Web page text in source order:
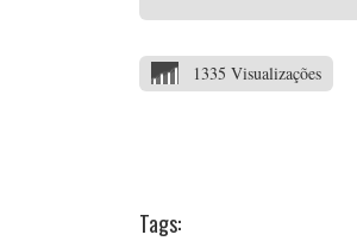
1335 Visualizações
Tags: